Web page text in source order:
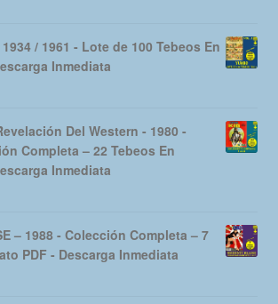
- Novaro - Colección Completa -
/ 1961 - Lote de 100 Tebeos En
Del Western - 1980 -
Completa – 22 Tebeos En
– 1988 - Colección Completa – 7